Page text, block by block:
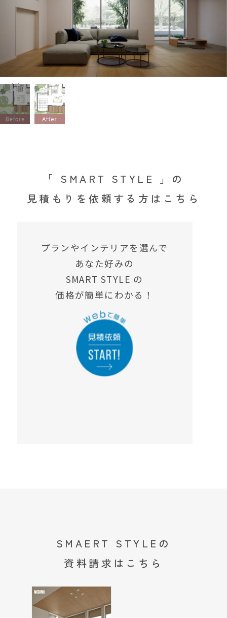
Before
「 SMART STYLE 」の
見積もりを依頼する方はこちら
プランやインテリアを選んで
あなた好みの
SMART STYLE の
価格が簡単にわかる！
SMAERT STYLEの
資料請求はこちら